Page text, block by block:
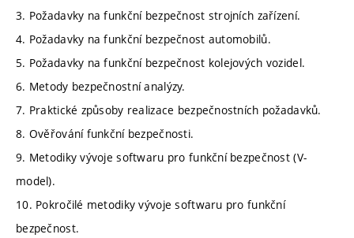
3. Požadavky na funkční bezpečnost strojních zařízení.
4. Požadavky na funkční bezpečnost automobilů.
5. Požadavky na funkční bezpečnost kolejových vozidel.
6. Metody bezpečnostní analýzy.
7. Praktické způsoby realizace bezpečnostních požadavků.
8. Ověřování funkční bezpečnosti.
9. Metodiky vývoje softwaru pro funkční bezpečnost (V-
model).
10. Pokročilé metodiky vývoje softwaru pro funkční
bezpečnost.